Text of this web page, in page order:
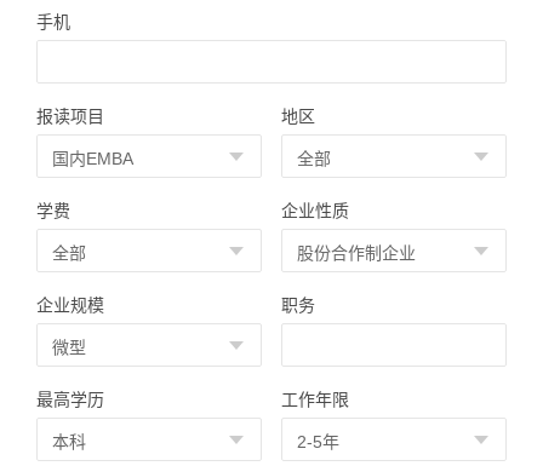
手机
报读项目 地区
学费 企业性质
企业规模 职务
最高学历 工作年限